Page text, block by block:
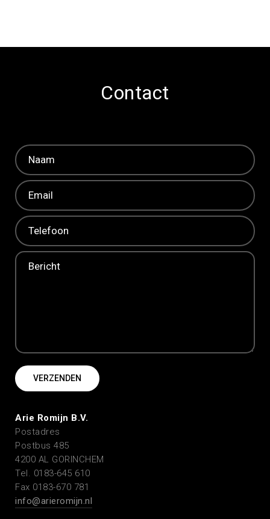
Contact
Arie Romijn B.V.
Postadres
Postbus 485
4200 AL GORINCHEM
Tel. 0183-645 610
Fax 0183-670 781
info@arieromijn.nl